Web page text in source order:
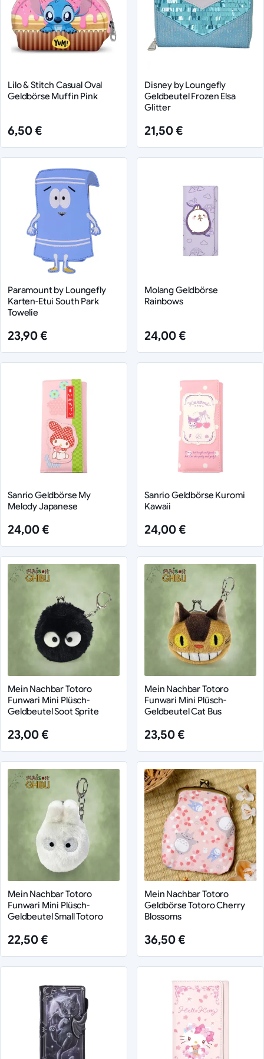
Lilo & Stitch Casual Oval
Geldbörse Muffin Pink
6,50 €
Disney by Loungefly
Geldbeutel Frozen Elsa
Glitter
21,50 €
Paramount by Loungefly
Karten-Etui South Park
Towelie
23,90 €
Molang Geldbörse
Rainbows
24,00 €
Sanrio Geldbörse My
Melody Japanese
24,00 €
Sanrio Geldbörse Kuromi
Kawaii
24,00 €
Mein Nachbar Totoro
Funwari Mini Plüsch-
Geldbeutel Soot Sprite
23,00 €
Mein Nachbar Totoro
Funwari Mini Plüsch-
Geldbeutel Cat Bus
23,50 €
Mein Nachbar Totoro
Funwari Mini Plüsch-
Geldbeutel Small Totoro
22,50 €
Mein Nachbar Totoro
Geldbörse Totoro Cherry
Blossoms
36,50 €